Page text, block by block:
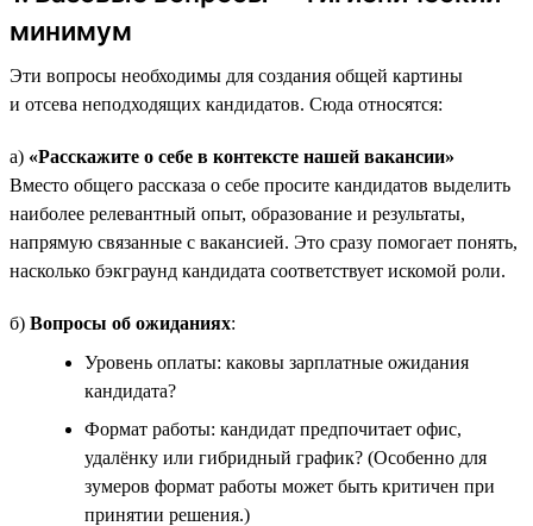
минимум
Эти вопросы необходимы для создания общей картины
и отсева неподходящих кандидатов. Сюда относятся:
а) «Расскажите о себе в контексте нашей вакансии»
Вместо общего рассказа о себе просите кандидатов выделить
наиболее релевантный опыт, образование и результаты,
напрямую связанные с вакансией. Это сразу помогает понять,
насколько бэкграунд кандидата соответствует искомой роли.
б) Вопросы об ожиданиях:
Уровень оплаты: каковы зарплатные ожидания
кандидата?
Формат работы: кандидат предпочитает офис,
удалёнку или гибридный график? (Особенно для
зумеров формат работы может быть критичен при
принятии решения.)